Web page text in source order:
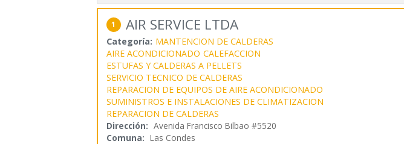
1 AIR SERVICE LTDA
Categoría: MANTENCION DE CALDERAS
AIRE ACONDICIONADO CALEFACCION
ESTUFAS Y CALDERAS A PELLETS
SERVICIO TECNICO DE CALDERAS
REPARACION DE EQUIPOS DE AIRE ACONDICIONADO
SUMINISTROS E INSTALACIONES DE CLIMATIZACION
REPARACION DE CALDERAS
Dirección: Avenida Francisco Bilbao #5520
Comuna: Las Condes